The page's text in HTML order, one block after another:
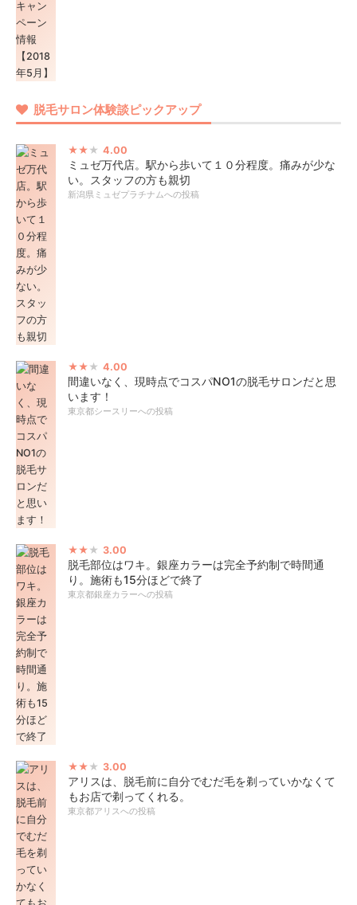
脱毛サロン体験談ピックアップ
4.00
ミュゼ万代店。駅から歩いて１０分程度。痛みが少な
い。スタッフの方も親切
新潟県ミュゼプラチナムへの投稿
4.00
間違いなく、現時点でコスパNO1の脱毛サロンだと思
います！
東京都シースリーへの投稿
3.00
脱毛部位はワキ。銀座カラーは完全予約制で時間通
り。施術も15分ほどで終了
東京都銀座カラーへの投稿
3.00
アリスは、脱毛前に自分でむだ毛を剃っていかなくて
もお店で剃ってくれる。
東京都アリスへの投稿